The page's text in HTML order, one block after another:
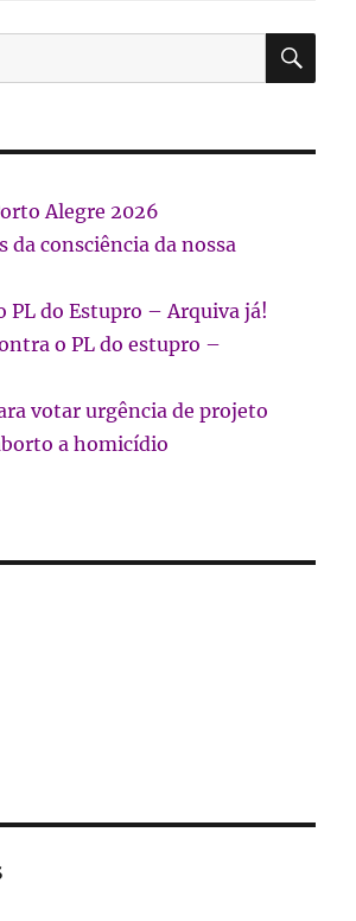
Alegre 2026
da consciência da nossa
PL do Estupro – Arquiva já!
o PL do estupro –
votar urgência de projeto
a homicídio